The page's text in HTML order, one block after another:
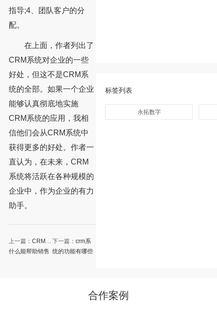
指导;4、团队客户的分
配。
在上面，作者列出了
CRM系统对企业的一些
好处，但这不是CRM系
统的全部。如果一个企业
能够认真彻底地实施
CRM系统的应用，我相
信他们会从CRM系统中
获得更多的好处。作者一
直认为，在未来，CRM
系统将活跃在各种规模的
企业中，作为企业的有力
助手。
上一篇： CRM为
什么能帮助销售
下一篇： crm系
统的功能有哪些
标签列表
永拓数字
合作案例